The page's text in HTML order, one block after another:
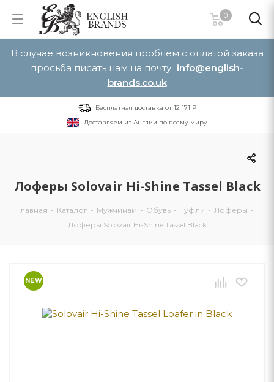
0
В случае возникновения проблем с оплатой заказа
просьба писать нам на почту info@english-
brands.co.uk
Бесплатная доставка от 12 171 ₽
Доставляем из Англии по всему миру
Лоферы Solovair Hi-Shine Tassel Black
Главная - Каталог - Мужчинам - Обувь - Туфли - Лоферы -
Лоферы Solovair Hi-Shine Tassel Black
NEW